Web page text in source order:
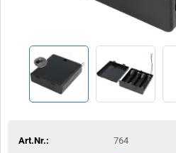
Art.Nr.:
764